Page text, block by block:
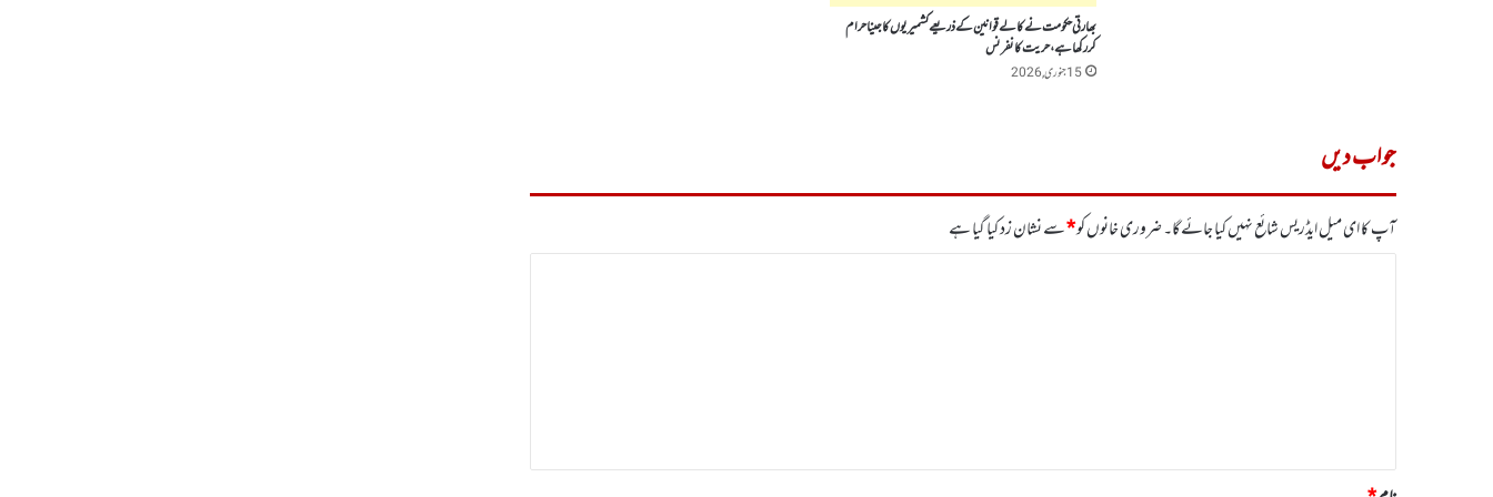
بھارتی حکومت نے کالے قوانین کے ذریعے کشمیریوں کا جینا حرام
کررکھا ہے، حریت کانفرنس
15 جنوری, 2026
جواب دیں
آپ کا ای میل ایڈریس شائع نہیں کیا جائے گا۔ضروری خانوں کو*سے نشان زد کیا گیا ہے